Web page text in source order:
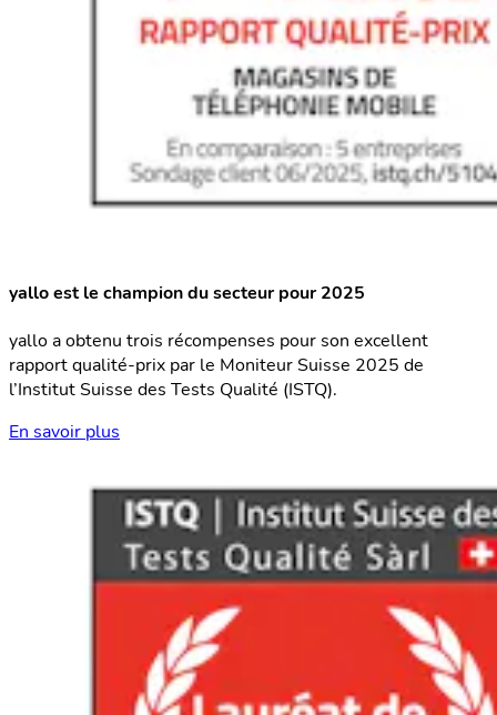
yallo est le champion du secteur pour 2025
yallo a obtenu trois récompenses pour son excellent
rapport qualité-prix par le Moniteur Suisse 2025 de
l’Institut Suisse des Tests Qualité (ISTQ).
En savoir plus